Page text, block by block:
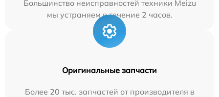
Большинство неисправностей техники Meizu
мы устраняем в течение 2 часов.
Оригинальные запчасти
Более 20 тыс. запчастей от производителя в